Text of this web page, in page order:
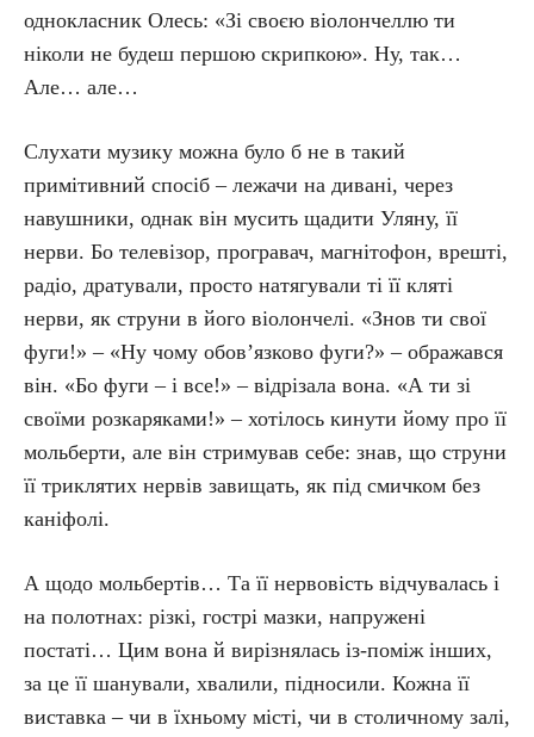
однокласник Олесь: «Зі своєю віолончеллю ти
ніколи не будеш першою скрипкою». Ну, так…
Але… але…
Слухати музику можна було б не в такий
примітивний спосіб – лежачи на дивані, через
навушники, однак він мусить щадити Уляну, її
нерви. Бо телевізор, програвач, магнітофон, врешті,
радіо, дратували, просто натягували ті її кляті
нерви, як струни в його віолончелі. «Знов ти свої
фуги!» – «Ну чому обов’язково фуги?» – ображався
він. «Бо фуги – і все!» – відрізала вона. «А ти зі
своїми розкаряками!» – хотілось кинути йому про її
мольберти, але він стримував себе: знав, що струни
її триклятих нервів завищать, як під смичком без
каніфолі.
А щодо мольбертів… Та її нервовість відчувалась і
на полотнах: різкі, гострі мазки, напружені
постаті… Цим вона й вирізнялась із-поміж інших,
за це її шанували, хвалили, підносили. Кожна її
виставка – чи в їхньому місті, чи в столичному залі,